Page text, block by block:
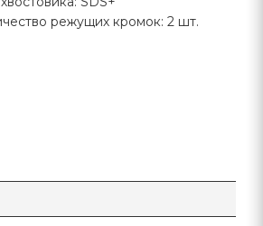
режущих кромок: 2 шт.